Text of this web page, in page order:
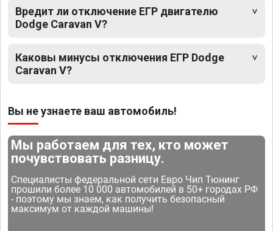
Вредит ли отключение ЕГР двигателю
Dodge Caravan V?
Каковы минусы отключения ЕГР Dodge
Caravan V?
Вы не узнаете ваш автомобиль!
Мы работаем для тех, кто может
почувствовать разницу.
Специалисты федеральной сети Евро Чип Тюнинг
прошили более 10 000 автомобилей в 50+ городах РФ
- поэтому мы знаем, как получить безопасный
максимум от каждой машины!